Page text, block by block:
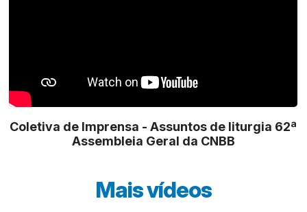
Coletiva de Imprensa - Assuntos de liturgia 62ª
Assembleia Geral da CNBB
Mais vídeos